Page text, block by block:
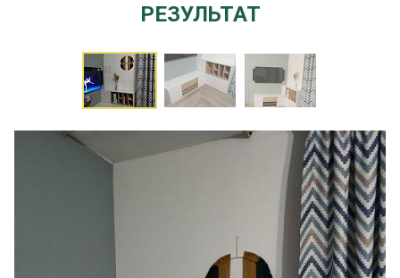
РЕЗУЛЬТАТ